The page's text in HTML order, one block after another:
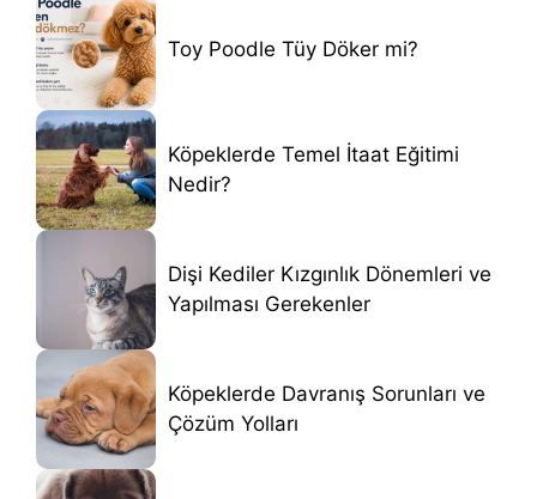
Toy Poodle Tüy Döker mi?
Köpeklerde Temel İtaat Eğitimi
Nedir?
Dişi Kediler Kızgınlık Dönemleri ve
Yapılması Gerekenler
Köpeklerde Davranış Sorunları ve
Çözüm Yolları